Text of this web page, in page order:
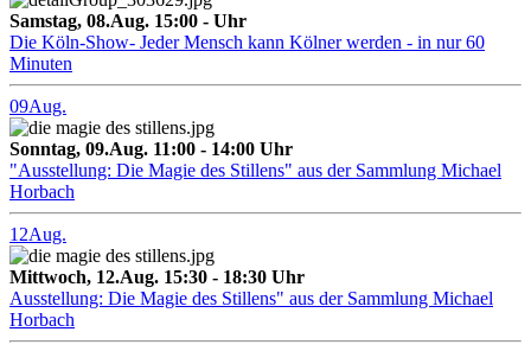
Samstag, 08.Aug. 15:00 - Uhr
Die Köln-Show- Jeder Mensch kann Kölner werden - in nur 60
Minuten
09Aug.
Sonntag, 09.Aug. 11:00 - 14:00 Uhr
"Ausstellung: Die Magie des Stillens" aus der Sammlung Michael
Horbach
12Aug.
Mittwoch, 12.Aug. 15:30 - 18:30 Uhr
Ausstellung: Die Magie des Stillens" aus der Sammlung Michael
Horbach